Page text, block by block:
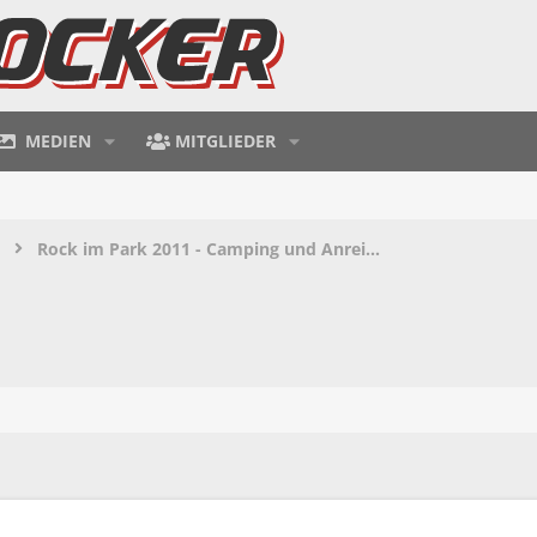
MEDIEN MITGLIEDER
Rock im Park 2011 - Camping und Anreise